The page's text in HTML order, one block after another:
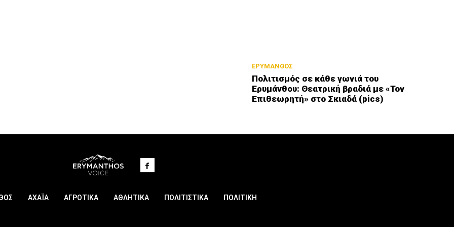
ΕΡΥΜΑΝΘΟΣ
Πολιτισμός σε κάθε γωνιά του
Ερυμάνθου: Θεατρική βραδιά με «Τον
Επιθεωρητή» στο Σκιαδά (pics)
ΑΧΑΪΑ ΑΓΡΟΤΙΚΑ ΑΘΛΗΤΙΚΑ ΠΟΛΙΤΙΣΤΙΚΑ ΠΟΛΙΤΙΚΗ